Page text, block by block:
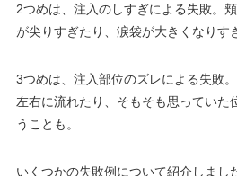
2つめは、注入のしすぎによる失敗。
が尖りすぎたり、涙袋が大きくなりす
3つめは、注入部位のズレによる失敗
左右に流れたり、そもそも思っていた
うことも。
いくつかの失敗例について紹介しまし